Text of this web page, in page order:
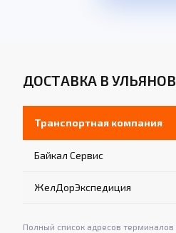
ДОСТАВКА В
Транспортная компания
Байкал Сервис
ЖелДорЭкспедиция
Полный список адресов